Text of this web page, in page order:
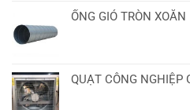
ỐNG GIÓ TRÒN XOẮN
QUẠT CÔNG NGHIỆP